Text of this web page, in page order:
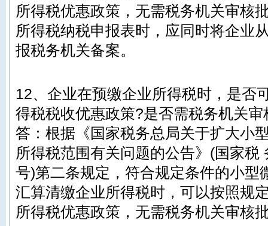
所得税优惠政策，无需税务机关审核
所得税纳税申报表时，应同时将企业
报税务机关备案。
12、企业在预缴企业所得税时，是否
得税税收优惠政策?是否需税务机关审
答：根据《国家税务总局关于扩大小
所得税范围有关问题的公告》(国家税
号)第二条规定，符合规定条件的小型
汇算清缴企业所得税时，可以按照规
所得税优惠政策，无需税务机关审核